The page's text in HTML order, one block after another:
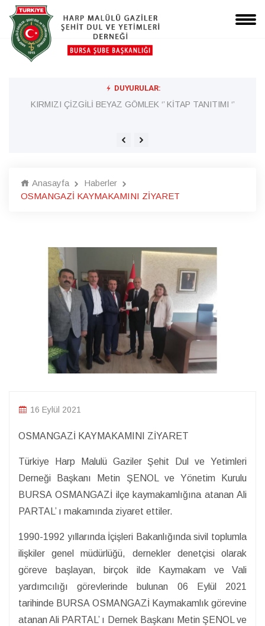
DUYURULAR:
KIRMIZI ÇİZGİLİ BEYAZ GÖMLEK ‘’ KİTAP TANITIMI ‘’
Anasayfa
Haberler
OSMANGAZİ KAYMAKAMINI ZİYARET
16 Eylül 2021
OSMANGAZİ KAYMAKAMINI ZİYARET
Türkiye Harp Malulü Gaziler Şehit Dul ve Yetimleri
Derneği Başkanı Metin ŞENOL ve Yönetim Kurulu
BURSA OSMANGAZİ ilçe kaymakamlığına atanan Ali
PARTAL’ ı makamında ziyaret ettiler.
1990-1992 yıllarında İçişleri Bakanlığında sivil toplumla
ilişkiler genel müdürlüğü, dernekler denetçisi olarak
göreve başlayan, birçok ilde Kaymakam ve Vali
yardımcılığı görevlerinde bulunan 06 Eylül 2021
tarihinde BURSA OSMANGAZİ Kaymakamlık görevine
atanan Ali PARTAL’ ı Dernek Başkanı Metin ŞENOL ve